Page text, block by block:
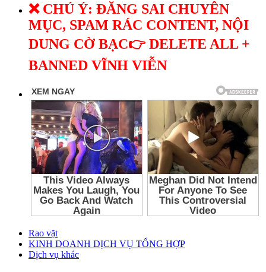
❌ CHÚ Ý: ĐĂNG SAI CHUYÊN
MỤC, SPAM RÁC CONTENT, NỘI
DUNG CỜ BẠC👉 DELETE ALL +
BANNED VĨNH VIỄN
Rao vặt
KINH DOANH DỊCH VỤ TỔNG HỢP
Dịch vụ khác